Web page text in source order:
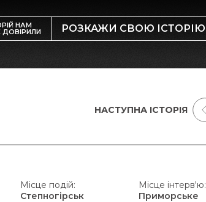
НАМ
ДОВІРИЛИ РОЗКАЖИ СВОЮ ІСТОРІЮ
Місце подій:
Степногірськ
Місце інтерв'ю:
Приморське
НАСТУПНА ІСТОРІЯ